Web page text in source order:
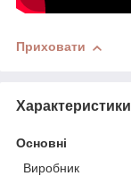
Приховати
Характеристики
Основні
Виробник